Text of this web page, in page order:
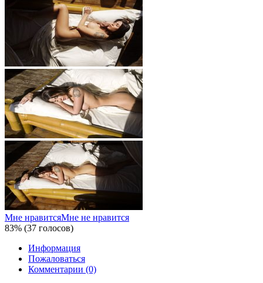
Мне нравитсяМне не нравится
83% (37 голосов)
Информация
Пожаловаться
Комментарии (0)